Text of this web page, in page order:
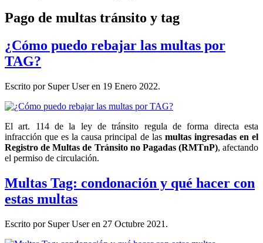
Pago de multas tránsito y tag
¿Cómo puedo rebajar las multas por
TAG?
Escrito por Super User en 19 Enero 2022.
El art. 114 de la ley de tránsito regula de forma directa esta
infracción que es la causa principal de las multas ingresadas en el
Registro de Multas de Tránsito no Pagadas (RMTnP), afectando
el permiso de circulación.
Multas Tag: condonación y qué hacer con
estas multas
Escrito por Super User en 27 Octubre 2021 .